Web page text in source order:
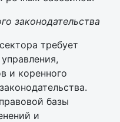
законодательства
требует
и коренного
базы
и